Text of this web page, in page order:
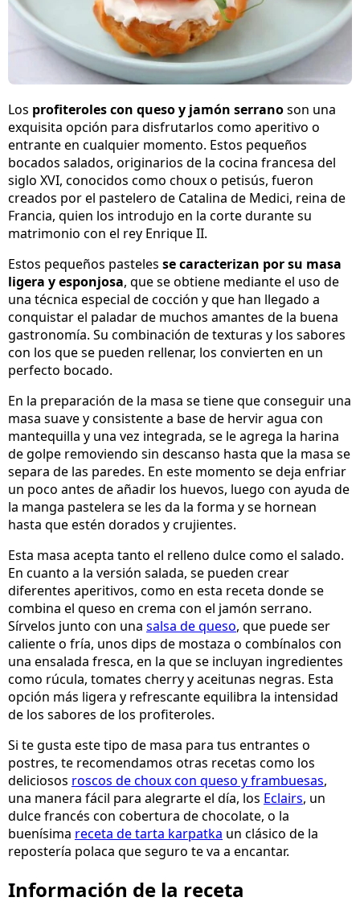
Los profiteroles con queso y jamón serranoson una
exquisita opción para disfrutarlos como aperitivo o
entrante en cualquier momento. Estos pequeños
bocados salados, originarios de la cocina francesa del
siglo XVI, conocidos como choux o petisús, fueron
creados por el pastelero de Catalina de Medici, reina de
Francia, quien los introdujo en la corte durante su
matrimonio con el rey Enrique II.
Estos pequeños pasteles se caracterizan por su masa
ligera y esponjosa, que se obtiene mediante el uso de
una técnica especial de cocción y que han llegado a
conquistar el paladar de muchos amantes de la buena
gastronomía. Su combinación de texturas y los sabores
con los que se pueden rellenar, los convierten en un
perfecto bocado.
En la preparación de la masa se tiene que conseguir una
masa suave y consistente a base de hervir agua con
mantequilla y una vez integrada, se le agrega la harina
de golpe removiendo sin descanso hasta que la masa se
separa de las paredes. En este momento se deja enfriar
un poco antes de añadir los huevos, luego con ayuda de
la manga pastelera se les da la forma y se hornean
hasta que estén dorados y crujientes.
Esta masa acepta tanto el relleno dulce como el salado.
En cuanto a la versión salada, se pueden crear
diferentes aperitivos, como en esta receta donde se
combina el queso en crema con el jamón serrano.
Sírvelos junto con una salsa de queso, que puede ser
caliente o fría, unos dips de mostaza o combínalos con
una ensalada fresca, en la que se incluyan ingredientes
como rúcula, tomates cherry y aceitunas negras. Esta
opción más ligera y refrescante equilibra la intensidad
de los sabores de los profiteroles.
Si te gusta este tipo de masa para tus entrantes o
postres, te recomendamos otras recetas como los
deliciosos roscos de choux con queso y frambuesas,
una manera fácil para alegrarte el día, los Eclairs, un
dulce francés con cobertura de chocolate, o la
buenísima receta de tarta karpatka un clásico de la
repostería polaca que seguro te va a encantar.
Información de la receta